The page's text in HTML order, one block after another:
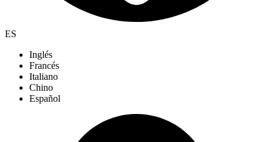
ES
Inglés
Francés
Italiano
Chino
Español